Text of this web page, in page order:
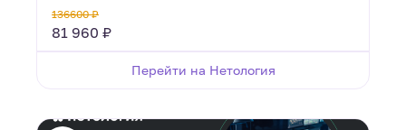
136600 ₽
81 960 ₽
Перейти на Нетология